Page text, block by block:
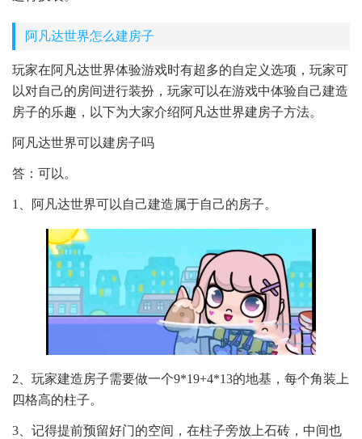
阿凡达世界怎么建房子
玩家在阿凡达世界体验游戏时有超多的自定义选项，玩家可
以对自己的房间进行装扮，玩家可以在游戏中体验自己建造
房子的乐趣，以下为大家介绍阿凡达世界建房子方法。
阿凡达世界可以建房子吗
答：可以。
1、阿凡达世界可以自己建造属于自己的房子。
2、玩家建造房子需要做一个9*19+4*13的地基，每个角装上
四格高的柱子。
3、记得提前预留好门的空间，在柱子旁放上石砖，中间也